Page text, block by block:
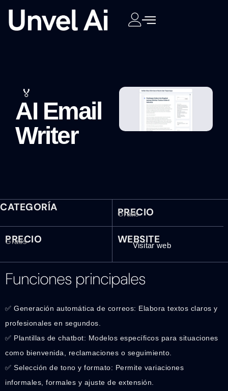
🏅
AI Email
Writer
CATEGORÍA PRECIO
Gratis
PRECIO
Gratis WEBSITE
Visitar web
Funciones principales
✅ Generación automática de correos: Elabora textos claros y
profesionales en segundos.
✅ Plantillas de chatbot: Modelos específicos para situaciones
como bienvenida, reclamaciones o seguimiento.
✅ Selección de tono y formato: Permite variaciones
informales, formales y ajuste de extensión.